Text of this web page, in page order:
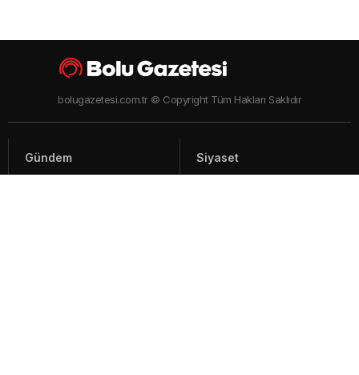
bolugazetesi.com.tr © Copyright Tüm Hakları Saklıdır
Gündem Siyaset